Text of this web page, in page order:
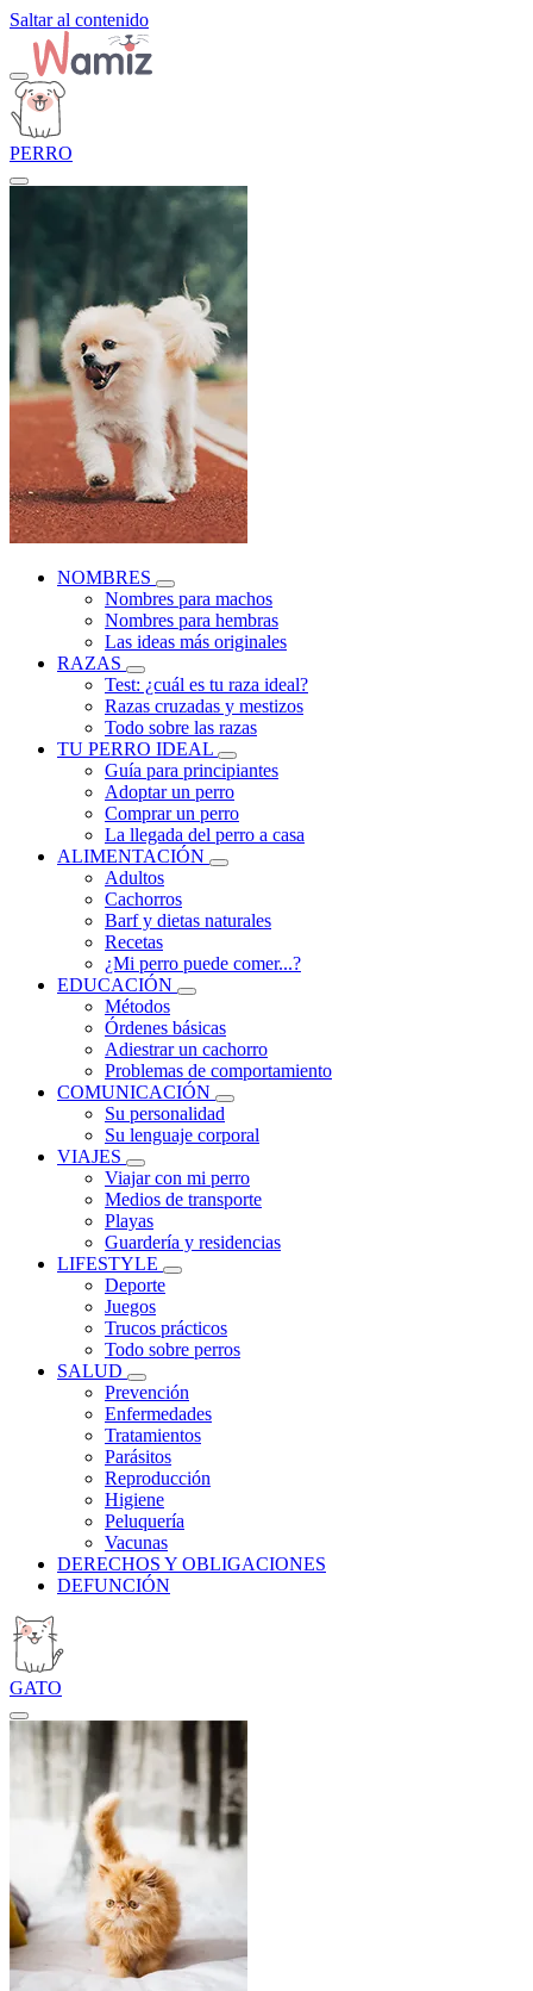
Saltar al contenido
PERRO
NOMBRES
Nombres para machos
Nombres para hembras
Las ideas más originales
RAZAS
Test: ¿cuál es tu raza ideal?
Razas cruzadas y mestizos
Todo sobre las razas
TU PERRO IDEAL
Guía para principiantes
Adoptar un perro
Comprar un perro
La llegada del perro a casa
ALIMENTACIÓN
Adultos
Cachorros
Barf y dietas naturales
Recetas
¿Mi perro puede comer...?
EDUCACIÓN
Métodos
Órdenes básicas
Adiestrar un cachorro
Problemas de comportamiento
COMUNICACIÓN
Su personalidad
Su lenguaje corporal
VIAJES
Viajar con mi perro
Medios de transporte
Playas
Guardería y residencias
LIFESTYLE
Deporte
Juegos
Trucos prácticos
Todo sobre perros
SALUD
Prevención
Enfermedades
Tratamientos
Parásitos
Reproducción
Higiene
Peluquería
Vacunas
DERECHOS Y OBLIGACIONES
DEFUNCIÓN
GATO